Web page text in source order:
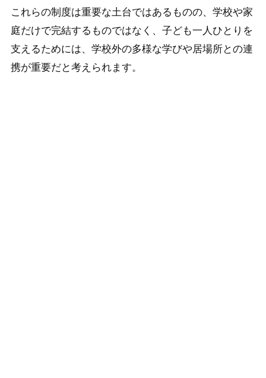
これらの制度は重要な土台ではあるものの、学校や家
庭だけで完結するものではなく、子ども一人ひとりを
支えるためには、学校外の多様な学びや居場所との連
携が重要だと考えられます。